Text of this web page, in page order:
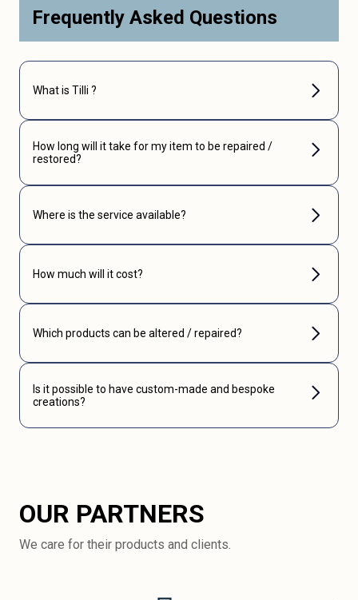
Frequently Asked Questions
What is Tilli ?
How long will it take for my item to be repaired /
restored?
Where is the service available?
How much will it cost?
Which products can be altered / repaired?
Is it possible to have custom-made and bespoke
creations?
OUR PARTNERS
We care for their products and clients.